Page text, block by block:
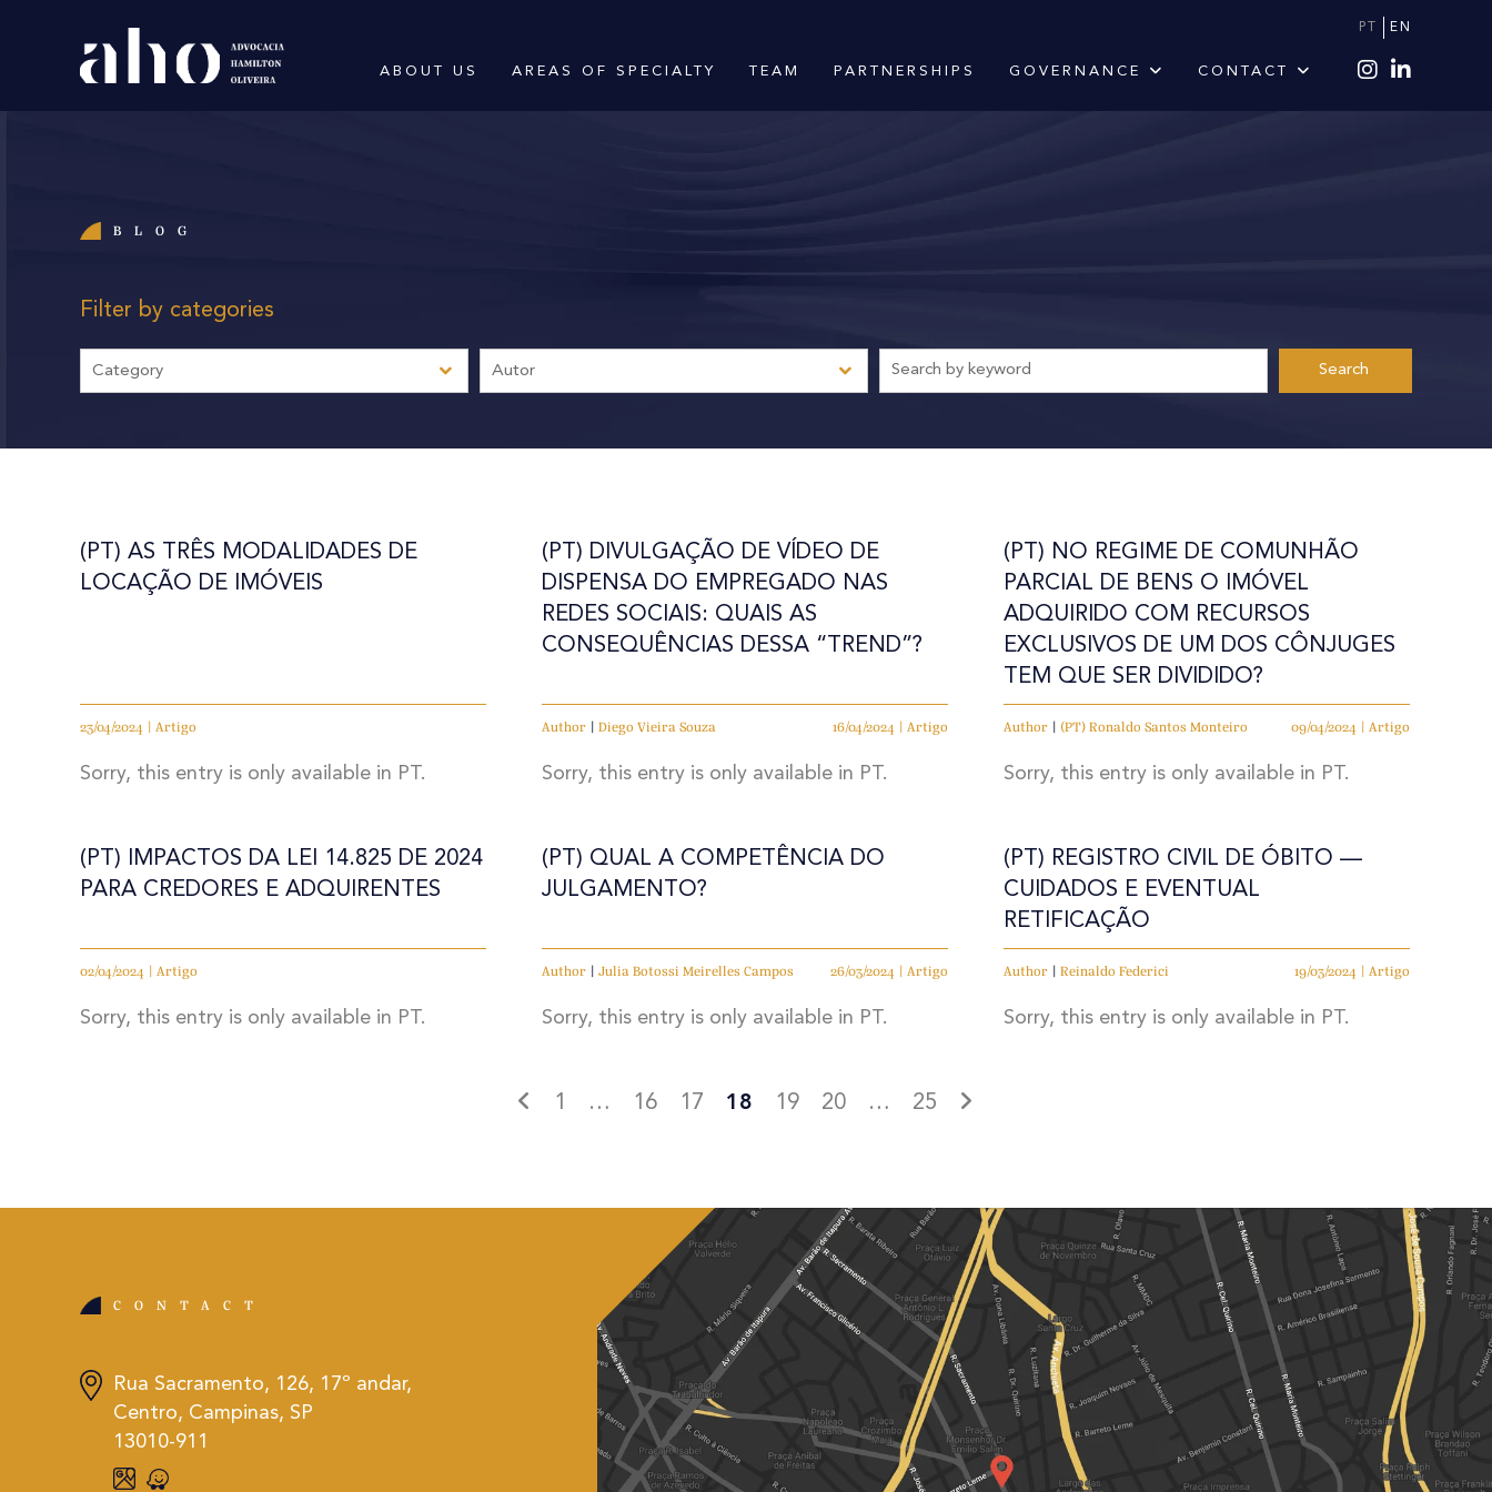
ABOUT US AREAS OF SPECIALTY TEAM PARTNERSHIPS GOVERNANCE CONTACT
PT EN
BLOG
Filter by categories
(PT) AS TRÊS MODALIDADES DE
LOCAÇÃO DE IMÓVEIS
23/04/2024 | Artigo
Sorry, this entry is only available in PT.
(PT) DIVULGAÇÃO DE VÍDEO DE
DISPENSA DO EMPREGADO NAS
REDES SOCIAIS: QUAIS AS
CONSEQUÊNCIAS DESSA “TREND”?
Author | Diego Vieira Souza 16/04/2024 | Artigo
Sorry, this entry is only available in PT.
(PT) NO REGIME DE COMUNHÃO
PARCIAL DE BENS O IMÓVEL
ADQUIRIDO COM RECURSOS
EXCLUSIVOS DE UM DOS CÔNJUGES
TEM QUE SER DIVIDIDO?
Author | (PT) Ronaldo Santos Monteiro 09/04/2024 | Artigo
Sorry, this entry is only available in PT.
(PT) IMPACTOS DA LEI 14.825 DE 2024
PARA CREDORES E ADQUIRENTES
02/04/2024 | Artigo
Sorry, this entry is only available in PT.
(PT) QUAL A COMPETÊNCIA DO
JULGAMENTO?
Author | Julia Botossi Meirelles Campos 26/03/2024 | Artigo
Sorry, this entry is only available in PT.
(PT) REGISTRO CIVIL DE ÓBITO ––
CUIDADOS E EVENTUAL
RETIFICAÇÃO
Author | Reinaldo Federici 19/03/2024 | Artigo
Sorry, this entry is only available in PT.
1 … 16 17 18 19 20 … 25
CONTACT
Rua Sacramento, 126, 17º andar,
Centro, Campinas, SP
13010-911